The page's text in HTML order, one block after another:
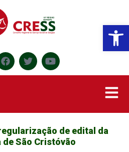
de edital da
São Cristóvão